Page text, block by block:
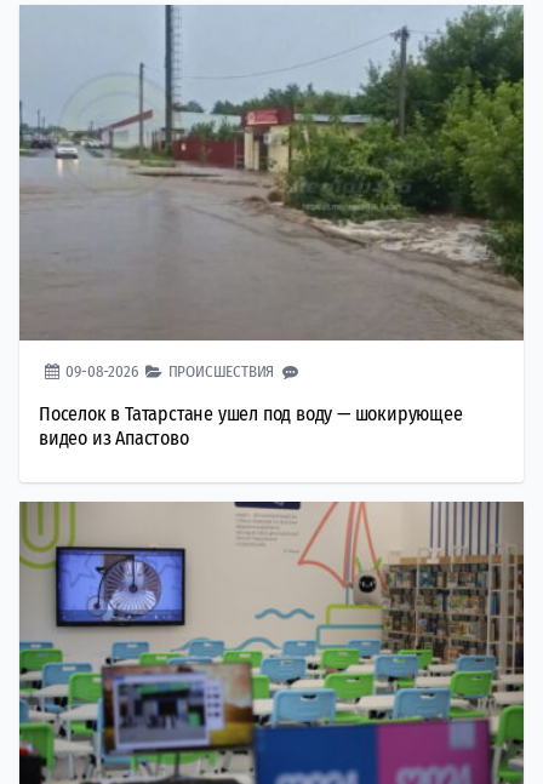
09-08-2026 ПРОИСШЕСТВИЯ
Поселок в Татарстане ушел под воду — шокирующее
видео из Апастово